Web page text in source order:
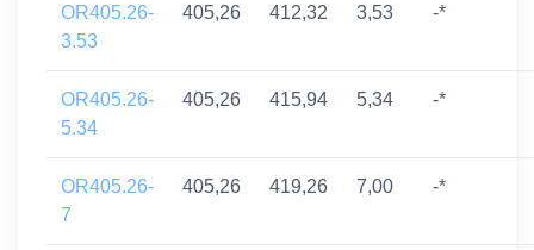
OR405.26-
3.53
405,26 412,32 3,53 -*
OR405.26-
5.34
405,26 415,94 5,34 -*
OR405.26-
7
405,26 419,26 7,00 -*